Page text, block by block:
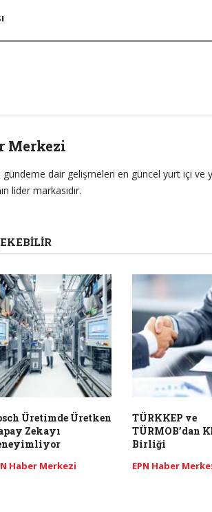
Merkezi
dair gelişmeleri en güncel yurt içi ve
lider markasıdır.
Üretimde Üretken
Zekayı
Haber Merkezi
TÜRKKEP ve
TÜRMOB’dan
Birliği
EPN Haber